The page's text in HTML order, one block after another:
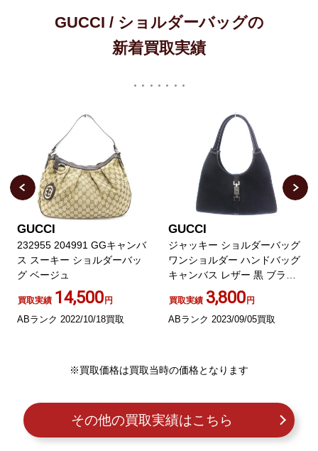
GUCCI / ショルダーバッグの
新着買取実績
GUCCI
232955 204991 GGキャンバ
ス スーキー ショルダーバッ
グ ベージュ
買取実績 14,500円
ABランク 2022/10/18買取
GUCCI
ジャッキー ショルダーバッグ
ワンショルダー ハンドバッグ
キャンバス レザー 黒 ブラッ
ク 002 1067
買取実績 3,800円
ABランク 2023/09/05買取
※買取価格は買取当時の価格となります
その他の買取実績はこちら